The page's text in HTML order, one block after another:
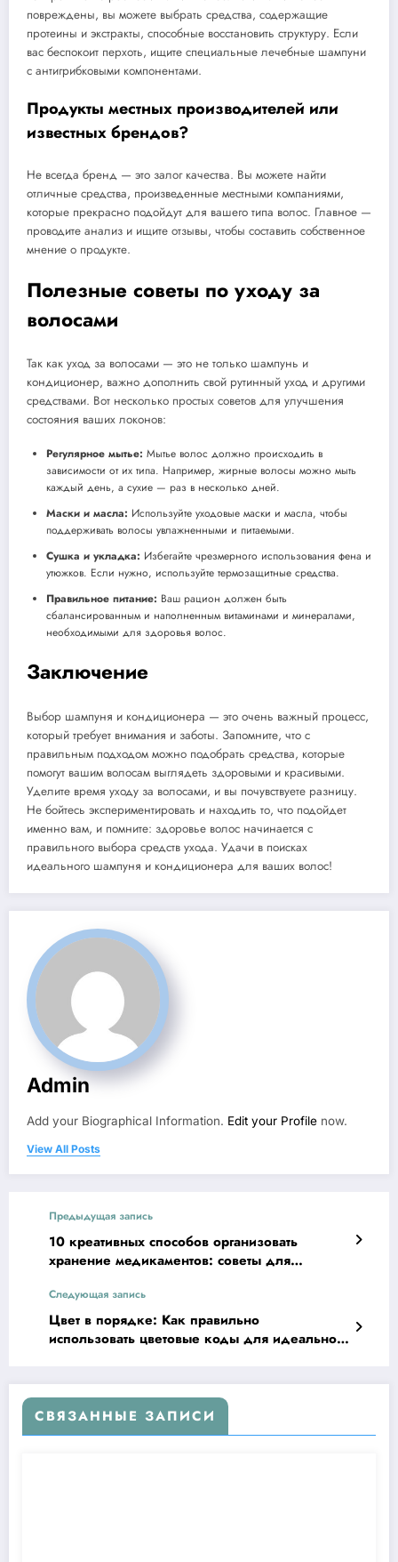
повреждены, вы можете выбрать средства, содержащие
протеины и экстракты, способные восстановить структуру. Если
вас беспокоит перхоть, ищите специальные лечебные шампуни
с антигрибковыми компонентами.
Продукты местных производителей или
известных брендов?
Не всегда бренд — это залог качества. Вы можете найти
отличные средства, произведенные местными компаниями,
которые прекрасно подойдут для вашего типа волос. Главное —
проводите анализ и ищите отзывы, чтобы составить собственное
мнение о продукте.
Полезные советы по уходу за
волосами
Так как уход за волосами — это не только шампунь и
кондиционер, важно дополнить свой рутинный уход и другими
средствами. Вот несколько простых советов для улучшения
состояния ваших локонов:
Регулярное мытье: Мытье волос должно происходить в
зависимости от их типа. Например, жирные волосы можно мыть
каждый день, а сухие — раз в несколько дней.
Маски и масла: Используйте уходовые маски и масла, чтобы
поддерживать волосы увлажненными и питаемыми.
Сушка и укладка: Избегайте чрезмерного использования фена и
утюжков. Если нужно, используйте термозащитные средства.
Правильное питание: Ваш рацион должен быть
сбалансированным и наполненным витаминами и минералами,
необходимыми для здоровья волос.
Заключение
Выбор шампуня и кондиционера — это очень важный процесс,
который требует внимания и заботы. Запомните, что с
правильным подходом можно подобрать средства, которые
помогут вашим волосам выглядеть здоровыми и красивыми.
Уделите время уходу за волосами, и вы почувствуете разницу.
Не бойтесь экспериментировать и находить то, что подойдет
именно вам, и помните: здоровье волос начинается с
правильного выбора средств ухода. Удачи в поисках
идеального шампуня и кондиционера для ваших волос!
Admin
Add your Biographical Information. Edit your Profile now.
View All Posts
Предыдущая запись
10 креативных способов организовать
хранение медикаментов: советы для
Следующая запись
Цвет в порядке: Как правильно
использовать цветовые коды для идеальной
СВЯЗАННЫЕ ЗАПИСИ